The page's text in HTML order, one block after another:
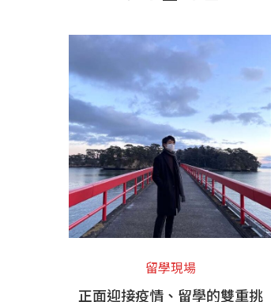
留學現場
正面迎接疫情、留學的雙重挑